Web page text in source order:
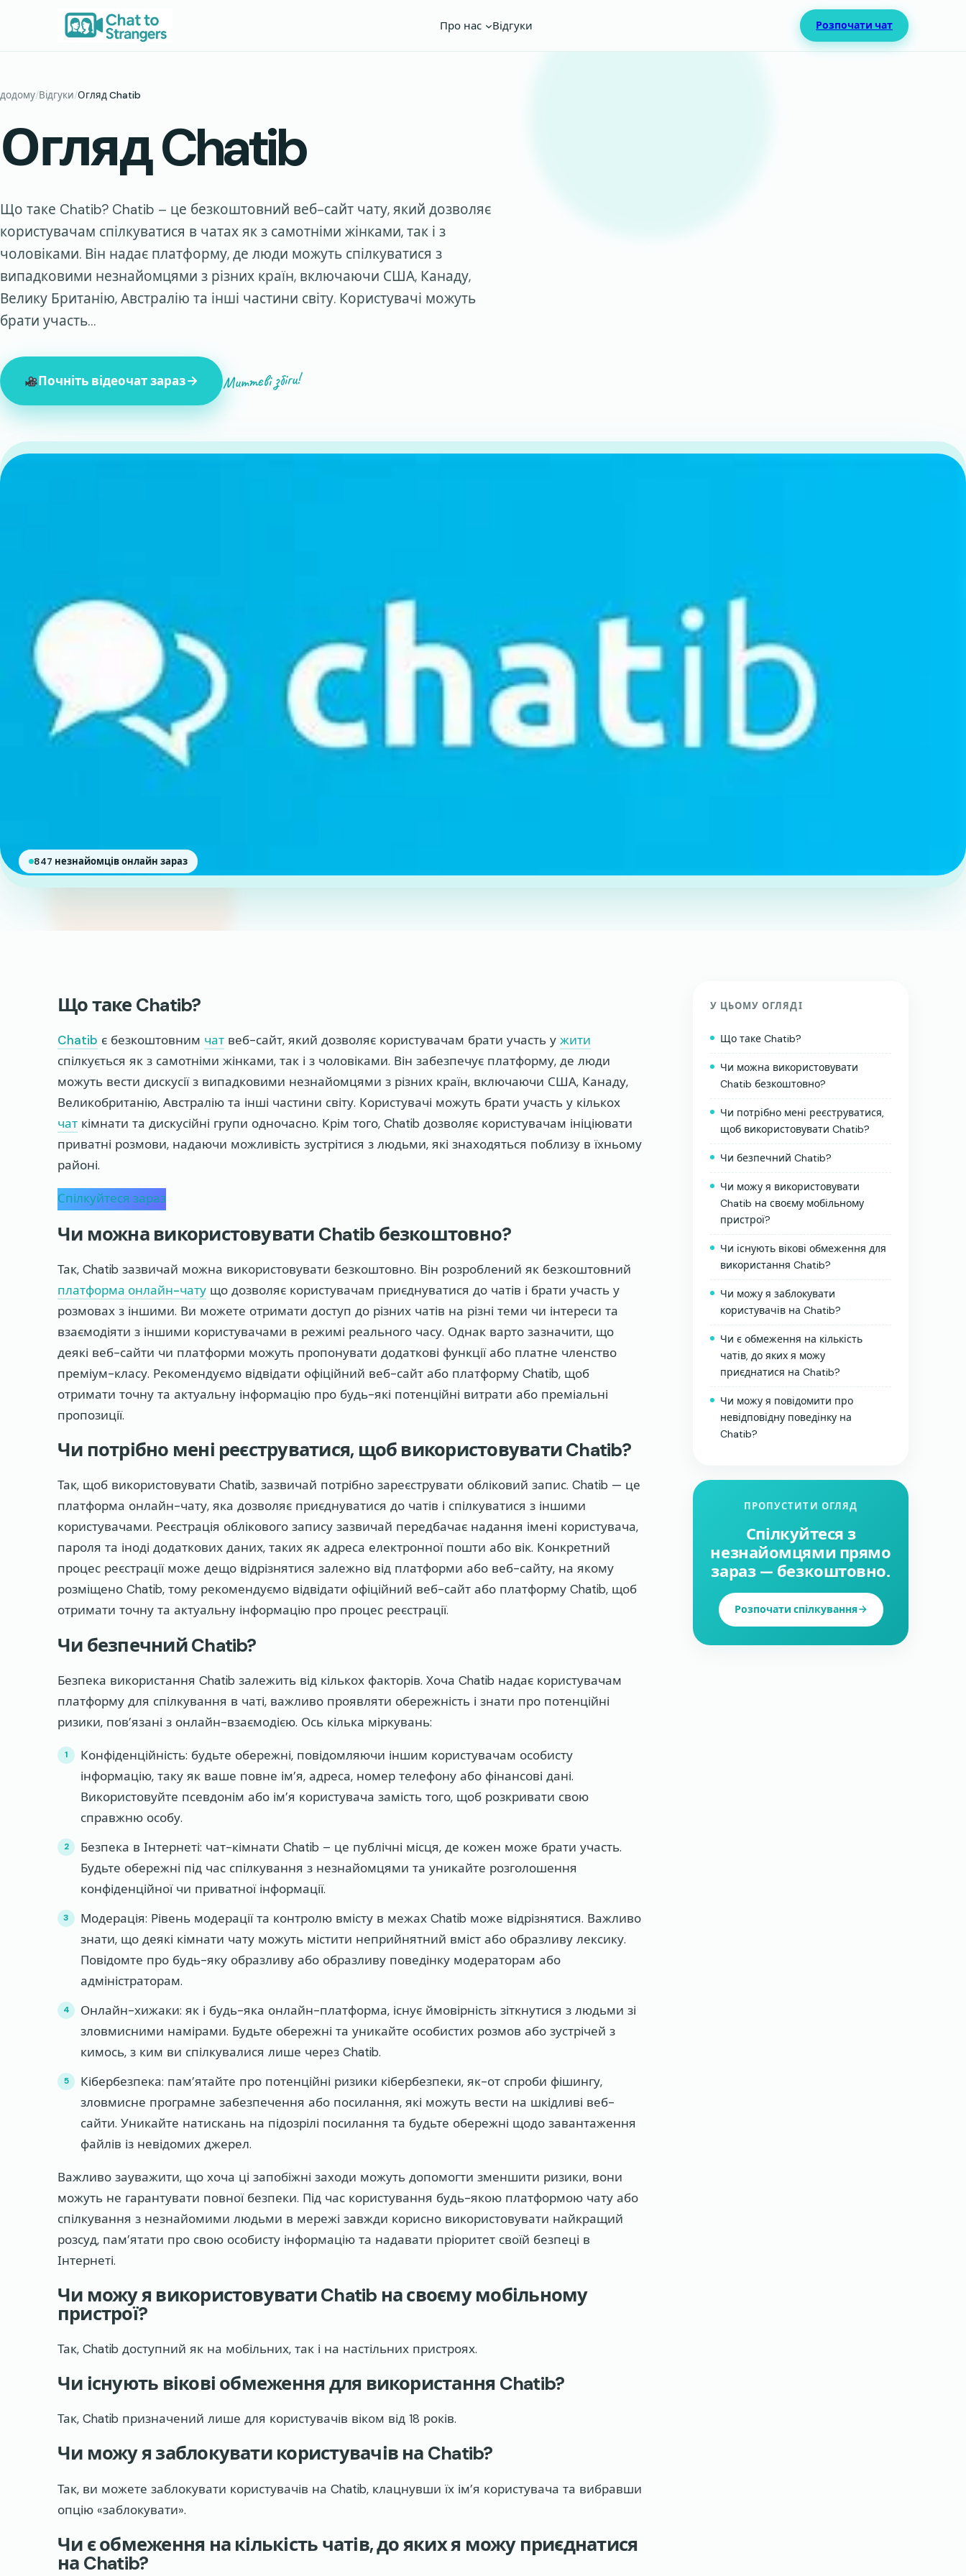
Про нас Відгуки Розпочати чат
додому/Відгуки/Огляд Chatib
Огляд Chatib
Що таке Chatib? Chatib – це безкоштовний веб-сайт чату, який дозволяє
користувачам спілкуватися в чатах як з самотніми жінками, так і з
чоловіками. Він надає платформу, де люди можуть спілкуватися з
випадковими незнайомцями з різних країн, включаючи США, Канаду,
Велику Британію, Австралію та інші частини світу. Користувачі можуть
брати участь…
Почніть відеочат зараз Миттєві збіги!
847 незнайомців онлайн зараз
Що таке Chatib?
Chatib є безкоштовним чат веб-сайт, який дозволяє користувачам брати участь у жити
спілкується як з самотніми жінками, так і з чоловіками. Він забезпечує платформу, де люди
можуть вести дискусії з випадковими незнайомцями з різних країн, включаючи США, Канаду,
Великобританію, Австралію та інші частини світу. Користувачі можуть брати участь у кількох
чат кімнати та дискусійні групи одночасно. Крім того, Chatib дозволяє користувачам ініціювати
приватні розмови, надаючи можливість зустрітися з людьми, які знаходяться поблизу в їхньому
районі.
Спілкуйтеся зараз
Чи можна використовувати Chatib безкоштовно?
Так, Chatib зазвичай можна використовувати безкоштовно. Він розроблений як безкоштовний
платформа онлайн-чату що дозволяє користувачам приєднуватися до чатів і брати участь у
розмовах з іншими. Ви можете отримати доступ до різних чатів на різні теми чи інтереси та
взаємодіяти з іншими користувачами в режимі реального часу. Однак варто зазначити, що
деякі веб-сайти чи платформи можуть пропонувати додаткові функції або платне членство
преміум-класу. Рекомендуємо відвідати офіційний веб-сайт або платформу Chatib, щоб
отримати точну та актуальну інформацію про будь-які потенційні витрати або преміальні
пропозиції.
Чи потрібно мені реєструватися, щоб використовувати Chatib?
Так, щоб використовувати Chatib, зазвичай потрібно зареєструвати обліковий запис. Chatib — це
платформа онлайн-чату, яка дозволяє приєднуватися до чатів і спілкуватися з іншими
користувачами. Реєстрація облікового запису зазвичай передбачає надання імені користувача,
пароля та іноді додаткових даних, таких як адреса електронної пошти або вік. Конкретний
процес реєстрації може дещо відрізнятися залежно від платформи або веб-сайту, на якому
розміщено Chatib, тому рекомендуємо відвідати офіційний веб-сайт або платформу Chatib, щоб
отримати точну та актуальну інформацію про процес реєстрації.
Чи безпечний Chatib?
Безпека використання Chatib залежить від кількох факторів. Хоча Chatib надає користувачам
платформу для спілкування в чаті, важливо проявляти обережність і знати про потенційні
ризики, пов’язані з онлайн-взаємодією. Ось кілька міркувань:
Конфіденційність: будьте обережні, повідомляючи іншим користувачам особисту
інформацію, таку як ваше повне ім’я, адреса, номер телефону або фінансові дані.
Використовуйте псевдонім або ім’я користувача замість того, щоб розкривати свою
справжню особу.
Безпека в Інтернеті: чат-кімнати Chatib – це публічні місця, де кожен може брати участь.
Будьте обережні під час спілкування з незнайомцями та уникайте розголошення
конфіденційної чи приватної інформації.
Модерація: Рівень модерації та контролю вмісту в межах Chatib може відрізнятися. Важливо
знати, що деякі кімнати чату можуть містити неприйнятний вміст або образливу лексику.
Повідомте про будь-яку образливу або образливу поведінку модераторам або
адміністраторам.
Онлайн-хижаки: як і будь-яка онлайн-платформа, існує ймовірність зіткнутися з людьми зі
зловмисними намірами. Будьте обережні та уникайте особистих розмов або зустрічей з
кимось, з ким ви спілкувалися лише через Chatib.
Кібербезпека: пам’ятайте про потенційні ризики кібербезпеки, як-от спроби фішингу,
зловмисне програмне забезпечення або посилання, які можуть вести на шкідливі веб-
сайти. Уникайте натискань на підозрілі посилання та будьте обережні щодо завантаження
файлів із невідомих джерел.
Важливо зауважити, що хоча ці запобіжні заходи можуть допомогти зменшити ризики, вони
можуть не гарантувати повної безпеки. Під час користування будь-якою платформою чату або
спілкування з незнайомими людьми в мережі завжди корисно використовувати найкращий
розсуд, пам’ятати про свою особисту інформацію та надавати пріоритет своїй безпеці в
Інтернеті.
Чи можу я використовувати Chatib на своєму мобільному
пристрої?
Так, Chatib доступний як на мобільних, так і на настільних пристроях.
Чи існують вікові обмеження для використання Chatib?
Так, Chatib призначений лише для користувачів віком від 18 років.
Чи можу я заблокувати користувачів на Chatib?
Так, ви можете заблокувати користувачів на Chatib, клацнувши їх ім’я користувача та вибравши
опцію «заблокувати».
Чи є обмеження на кількість чатів, до яких я можу приєднатися
на Chatib?
У ЦЬОМУ ОГЛЯДІ
Що таке Chatib?
Чи можна використовувати
Chatib безкоштовно?
Чи потрібно мені реєструватися,
щоб використовувати Chatib?
Чи безпечний Chatib?
Чи можу я використовувати
Chatib на своєму мобільному
пристрої?
Чи існують вікові обмеження для
використання Chatib?
Чи можу я заблокувати
користувачів на Chatib?
Чи є обмеження на кількість
чатів, до яких я можу
приєднатися на Chatib?
Чи можу я повідомити про
невідповідну поведінку на
Chatib?
ПРОПУСТИТИ ОГЛЯД
Спілкуйтеся з
незнайомцями прямо
зараз — безкоштовно.
Розпочати спілкування